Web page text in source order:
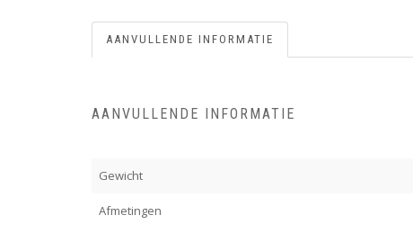
AANVULLENDE INFORMATIE
AANVULLENDE INFORMATIE
Gewicht
Afmetingen